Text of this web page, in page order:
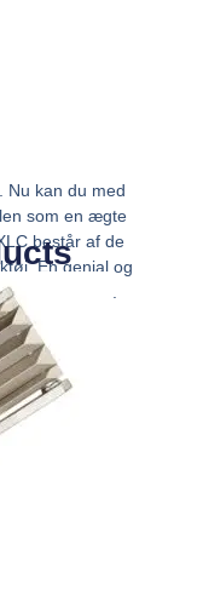
kan du med
som en ægte
består af de
En genial og
din cykel.